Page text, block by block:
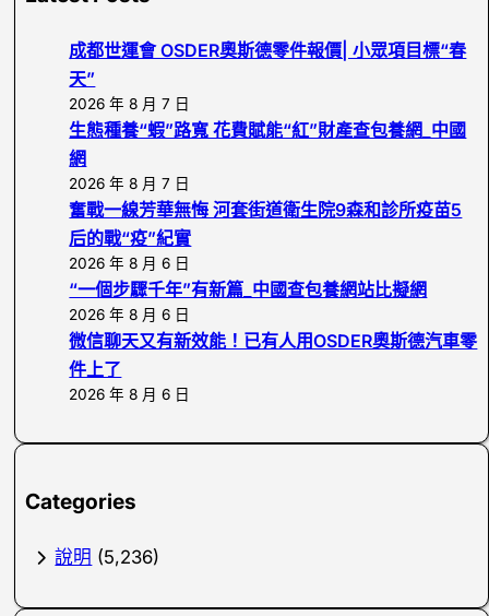
成都世運會 OSDER奧斯德零件報價| 小眾項目標“春
天”
2026 年 8 月 7 日
生態種養“蝦”路寬 花費賦能“紅”財產查包養網_中國
網
2026 年 8 月 7 日
奮戰一線芳華無悔 河套街道衛生院9森和診所疫苗5
后的戰“疫”紀實
2026 年 8 月 6 日
“一個步驟千年”有新篇_中國查包養網站比擬網
2026 年 8 月 6 日
微信聊天又有新效能！已有人用OSDER奧斯德汽車零
件上了
2026 年 8 月 6 日
Categories
說明 (5,236)